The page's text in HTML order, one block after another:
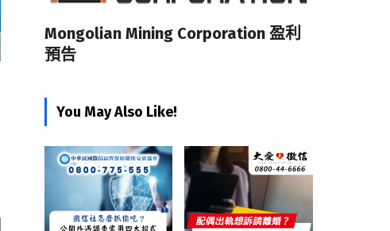
Mongolian Mining Corporation 盈利
預告
You May Also Like!